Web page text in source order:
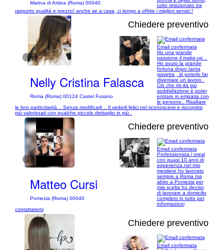
Marina di Ardea (Roma) 00040
tutto relazionato tra
rapporto qualità e prezzo! anche se a casa, ci tengo a offrire i migliori servizi !
1/6
Chiedere preventivo
Nelly Cristina Falasca
Roma (Roma) 00124 Castel Fusano
Email confermata
Ho una grande
passione il make-up ..
Ho avuto la grande
fortuna dopo tanta
gavetta , di poterlo far
diventare un lavoro .
Ciò che mi da più
soddisfazione è poter
entrare in empatia con
le persone.. Risaltare
le loro particolarità .. Senza modificarli .. Il vederli felici nel riconoscersi e riscoprirsi
più valorizzati con qualche piccolo dettaglio in più .
1/8
Chiedere preventivo
Matteo Cursi
Pomezia (Roma) 00040
Email confermata
Professionista l oreal
con quasi 10 anni di
esperienza nel mio
mestiere ho lavorato
sempre a Roma ma
abito a Pomezia per
mia scelta ho deciso
di lavorare a domicilio
completo in tutto per
informazioni
contattatemi
Chiedere preventivo
Email confermata